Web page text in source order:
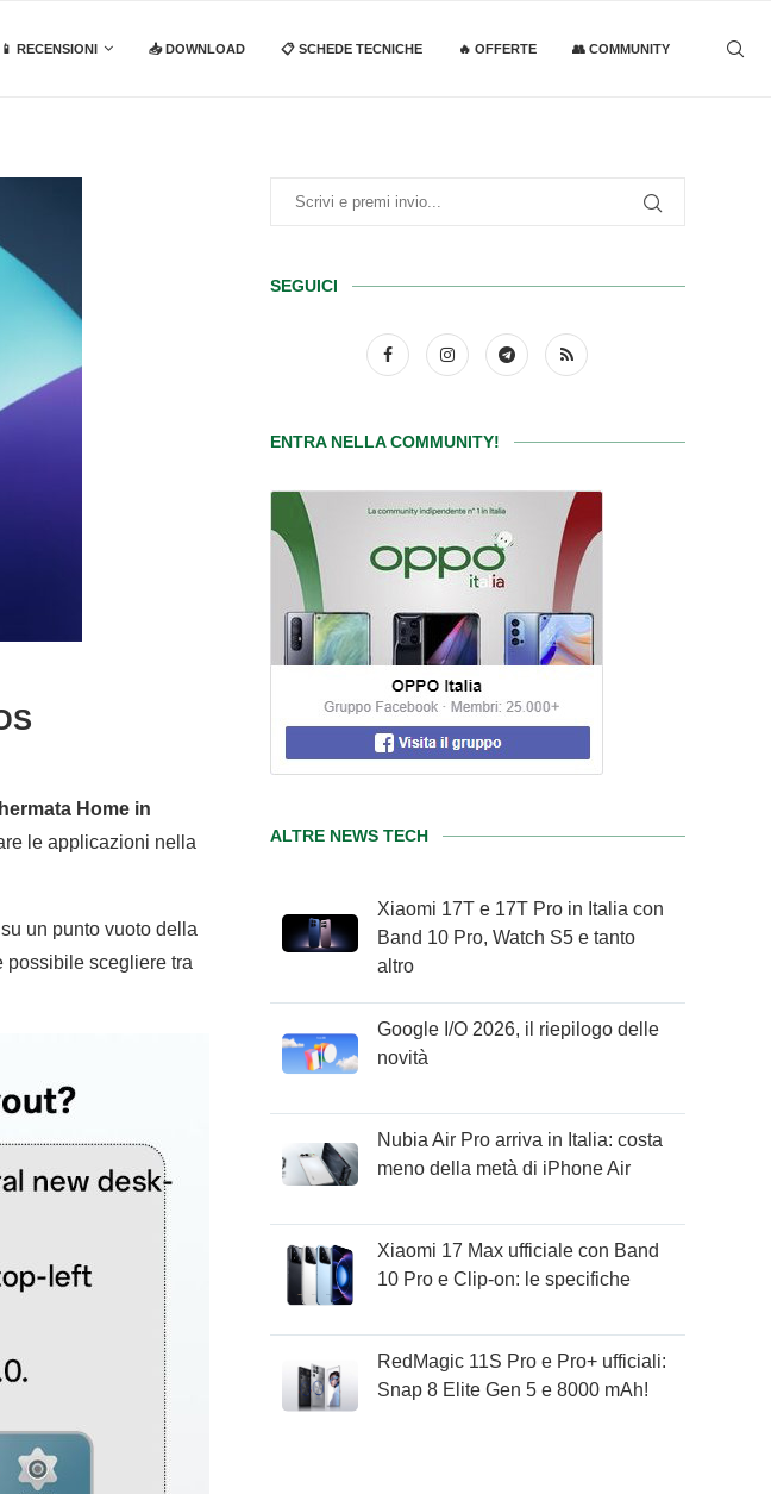
📱 RECENSIONI 📥 DOWNLOAD 📋 SCHEDE TECNICHE 🔥 OFFERTE 👥 COMMUNITY
Home in
le applicazioni nella
su un punto vuoto della
possibile scegliere tra
SEGUICI
ENTRA NELLA COMMUNITY!
ALTRE NEWS TECH
Xiaomi 17T e 17T Pro in Italia con
Band 10 Pro, Watch S5 e tanto
altro
Google I/O 2026, il riepilogo delle
novità
Nubia Air Pro arriva in Italia: costa
meno della metà di iPhone Air
Xiaomi 17 Max ufficiale con Band
10 Pro e Clip-on: le specifiche
RedMagic 11S Pro e Pro+ ufficiali:
Snap 8 Elite Gen 5 e 8000 mAh!